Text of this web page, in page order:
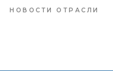
НОВОСТИ ОТРАСЛИ